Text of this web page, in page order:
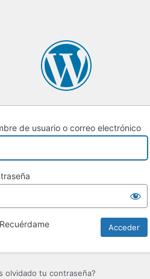
de usuario o correo electrónico
Recuérdame
olvidado tu contraseña?